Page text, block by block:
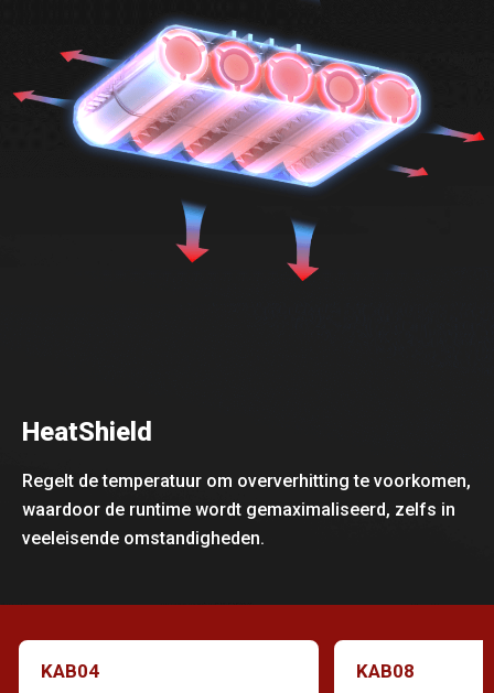
HeatShield
Regelt de temperatuur om oververhitting te voorkomen,
waardoor de runtime wordt gemaximaliseerd, zelfs in
veeleisende omstandigheden.
KAB04 KAB08